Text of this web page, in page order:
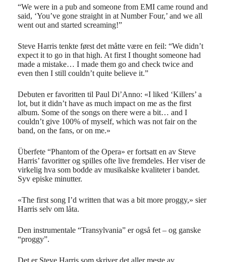
“We were in a pub and someone from EMI came round and
said, ‘You’ve gone straight in at Number Four,’ and we all
went out and started screaming!”
Steve Harris tenkte først det måtte være en feil: “We didn’t
expect it to go in that high. At first I thought someone had
made a mistake… I made them go and check twice and
even then I still couldn’t quite believe it.”
Debuten er favoritten til Paul Di’Anno: «I liked ‘Killers’ a
lot, but it didn’t have as much impact on me as the first
album. Some of the songs on there were a bit… and I
couldn’t give 100% of myself, which was not fair on the
band, on the fans, or on me.»
Überfete “Phantom of the Opera» er fortsatt en av Steve
Harris’ favoritter og spilles ofte live fremdeles. Her viser de
virkelig hva som bodde av musikalske kvaliteter i bandet.
Syv episke minutter.
«The first song I’d written that was a bit more proggy,» sier
Harris selv om låta.
Den instrumentale “Transylvania” er også fet – og ganske
“proggy”.
Det er Steve Harris som skriver det aller meste av